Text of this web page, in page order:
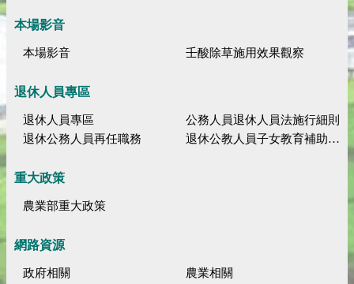
本場影音
本場影音 壬酸除草施用效果觀察
退休人員專區
退休人員專區
公務人員退休人員法施行細則
退休公務人員再任職務
退休公教人員子女教育補助規定
重大政策
農業部重大政策
網路資源
政府相關
農業相關